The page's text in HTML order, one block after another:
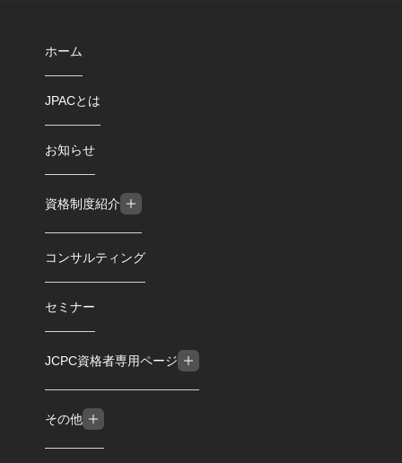
ホーム
JPACとは
お知らせ
資格制度紹介
コンサルティング
セミナー
JCPC資格者専用ページ
その他